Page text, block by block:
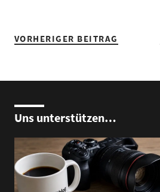
VORHERIGER BEITRAG
Uns unterstützen…